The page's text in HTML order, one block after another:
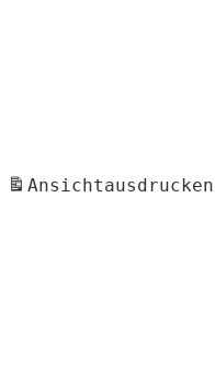
Ansichtausdrucken